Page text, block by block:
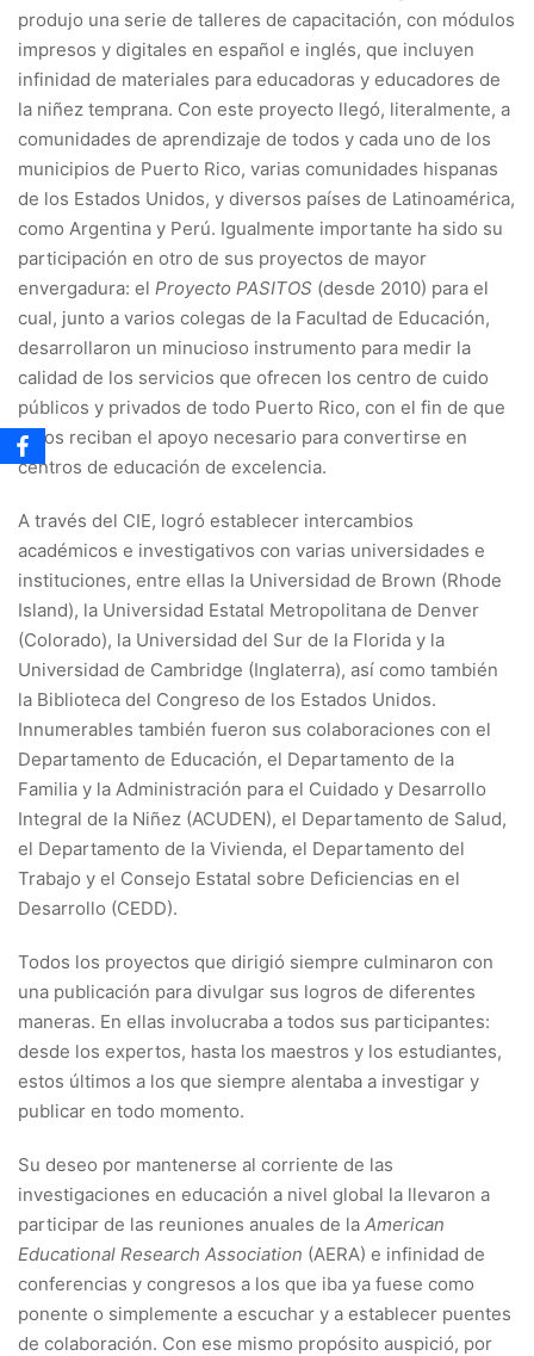
produjo una serie de talleres de capacitación, con módulos
impresos y digitales en español e inglés, que incluyen
infinidad de materiales para educadoras y educadores de
la niñez temprana. Con este proyecto llegó, literalmente, a
comunidades de aprendizaje de todos y cada uno de los
municipios de Puerto Rico, varias comunidades hispanas
de los Estados Unidos, y diversos países de Latinoamérica,
como Argentina y Perú. Igualmente importante ha sido su
participación en otro de sus proyectos de mayor
envergadura: el Proyecto PASITOS (desde 2010) para el
cual, junto a varios colegas de la Facultad de Educación,
desarrollaron un minucioso instrumento para medir la
calidad de los servicios que ofrecen los centro de cuido
públicos y privados de todo Puerto Rico, con el fin de que
estos reciban el apoyo necesario para convertirse en
centros de educación de excelencia.
A través del CIE, logró establecer intercambios
académicos e investigativos con varias universidades e
instituciones, entre ellas la Universidad de Brown (Rhode
Island), la Universidad Estatal Metropolitana de Denver
(Colorado), la Universidad del Sur de la Florida y la
Universidad de Cambridge (Inglaterra), así como también
la Biblioteca del Congreso de los Estados Unidos.
Innumerables también fueron sus colaboraciones con el
Departamento de Educación, el Departamento de la
Familia y la Administración para el Cuidado y Desarrollo
Integral de la Niñez (ACUDEN), el Departamento de Salud,
el Departamento de la Vivienda, el Departamento del
Trabajo y el Consejo Estatal sobre Deficiencias en el
Desarrollo (CEDD).
Todos los proyectos que dirigió siempre culminaron con
una publicación para divulgar sus logros de diferentes
maneras. En ellas involucraba a todos sus participantes:
desde los expertos, hasta los maestros y los estudiantes,
estos últimos a los que siempre alentaba a investigar y
publicar en todo momento.
Su deseo por mantenerse al corriente de las
investigaciones en educación a nivel global la llevaron a
participar de las reuniones anuales de la American
Educational Research Association (AERA) e infinidad de
conferencias y congresos a los que iba ya fuese como
ponente o simplemente a escuchar y a establecer puentes
de colaboración. Con ese mismo propósito auspició, por